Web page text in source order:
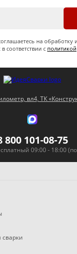
на обработку
соответствии с политикой
вл4, ТК
800 101-08-75
09:00 - 18:00